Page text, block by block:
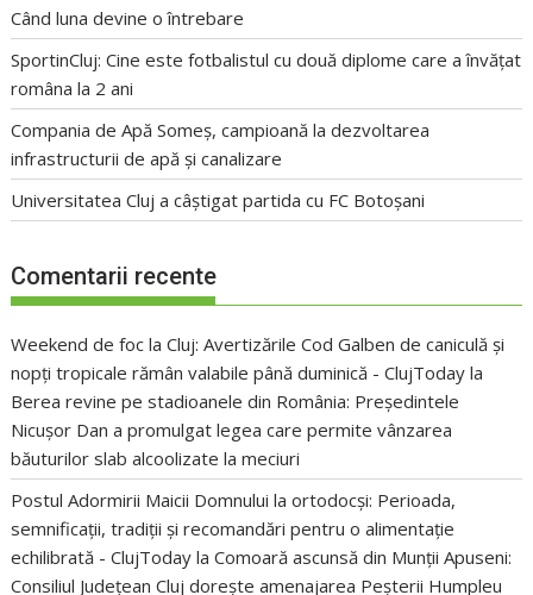
Când luna devine o întrebare
SportinCluj: Cine este fotbalistul cu două diplome care a învățat
româna la 2 ani
Compania de Apă Someș, campioană la dezvoltarea
infrastructurii de apă și canalizare
Universitatea Cluj a câștigat partida cu FC Botoșani
Comentarii recente
Weekend de foc la Cluj: Avertizările Cod Galben de caniculă și
nopți tropicale rămân valabile până duminică - ClujToday la
Berea revine pe stadioanele din România: Președintele
Nicușor Dan a promulgat legea care permite vânzarea
băuturilor slab alcoolizate la meciuri
Postul Adormirii Maicii Domnului la ortodocși: Perioada,
semnificații, tradiții și recomandări pentru o alimentație
echilibrată - ClujToday laComoară ascunsă din Munții Apuseni:
Consiliul Județean Cluj dorește amenajarea Peșterii Humpleu